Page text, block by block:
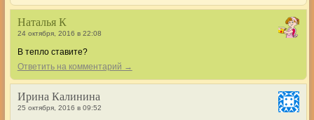
Наталья К
24 октября, 2016 в 22:08
В тепло ставите?
Ответить на комментарий →
Ирина Калинина
25 октября, 2016 в 09:52